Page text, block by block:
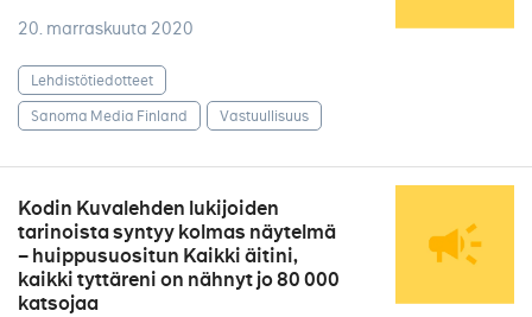
20. marraskuuta 2020
Lehdistötiedotteet
Sanoma Media Finland
Vastuullisuus
Kodin Kuvalehden lukijoiden
tarinoista syntyy kolmas näytelmä
– huippusuositun Kaikki äitini,
kaikki tyttäreni on nähnyt jo 80 000
katsojaa